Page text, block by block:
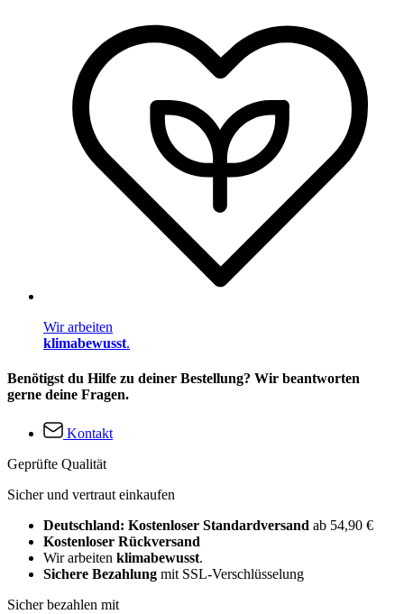
Wir arbeiten
klimabewusst.
Benötigst du Hilfe zu deiner Bestellung? Wir beantworten
gerne deine Fragen.
Kontakt
Geprüfte Qualität
Sicher und vertraut einkaufen
Deutschland: Kostenloser Standardversand ab 54,90 €
Kostenloser Rückversand
Wir arbeiten klimabewusst.
Sichere Bezahlung mit SSL-Verschlüsselung
Sicher bezahlen mit